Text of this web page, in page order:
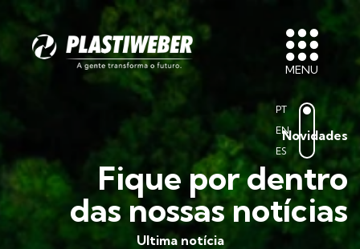
MENU
PT
EN
ES
Novidades
Fique por dentro
das nossas notícias
Ultima notícia